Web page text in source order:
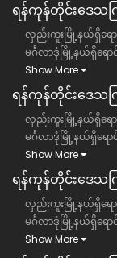
ရန်ကုန်တိုင်းဒေသကြီ
လှည်းကူးမြို့နယ်ရှိရော
မင်္ဂလာဒုံမြို့နယ်ရှိရော
Show More
ရန်ကုန်တိုင်းဒေသက
လှည်းကူးမြို့နယ်ရှိရော
မင်္ဂလာဒုံမြို့နယ်ရှိရော
Show More
ရန်ကုန်တိုင်းဒေသကြီ
လှည်းကူးမြို့နယ်ရှိရောင်
မင်္ဂလာဒုံမြို့နယ်ရှိရော
Show More